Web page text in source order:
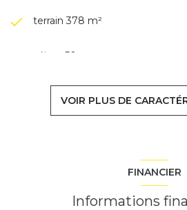
terrain 378 m²
séjour 50 m²
cuisine américaine (semi-
VOIR PLUS DE
FINANCIER
Informations